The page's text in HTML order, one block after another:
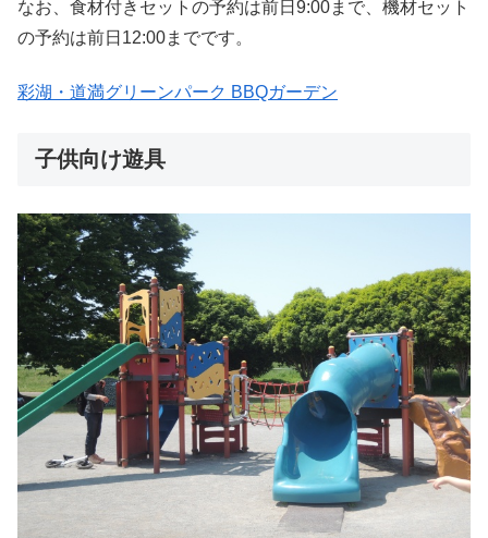
なお、食材付きセットの予約は前日9:00まで、機材セット
の予約は前日12:00までです。
彩湖・道満グリーンパーク BBQガーデン
子供向け遊具